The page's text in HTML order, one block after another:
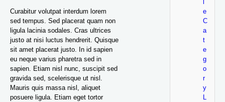
Curabitur volutpat interdum lorem
sed tempus. Sed placerat quam non
ligula lacinia sodales. Cras ultrices
justo at nisi luctus hendrerit. Quisque
sit amet placerat justo. In id sapien
eu neque varius pharetra sed in
sapien. Etiam nisl nunc, suscipit sed
gravida sed, scelerisque ut nisl.
Mauris quis massa nisl, aliquet
posuere ligula. Etiam eget tortor
e
C
a
t
e
g
o
r
y
L